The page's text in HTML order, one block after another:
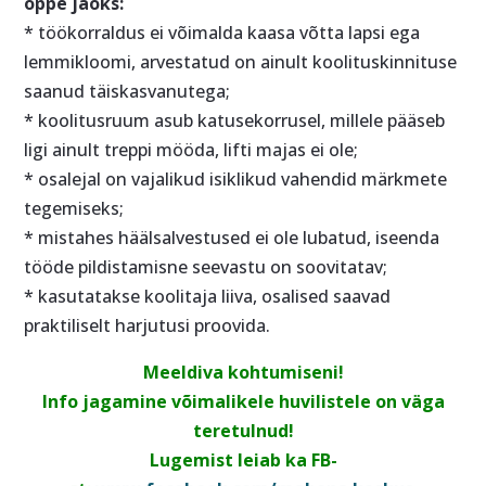
* töökorraldus ei võimalda kaasa võtta lapsi ega
lemmikloomi, arvestatud on ainult koolituskinnituse
saanud täiskasvanutega;
* koolitusruum asub katusekorrusel, millele pääseb
ligi ainult treppi mööda, lifti majas ei ole;
* osalejal on vajalikud isiklikud vahendid märkmete
tegemiseks;
* mistahes häälsalvestused ei ole lubatud, iseenda
tööde pildistamisne seevastu on soovitatav;
* kasutatakse koolitaja liiva, osalised saavad
praktiliselt harjutusi proovida.
Meeldiva kohtumiseni!
Info jagamine võimalikele huvilistele on väga
teretulnud!
Lugemist leiab ka FB-